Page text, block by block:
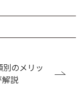
のメリッ
解説